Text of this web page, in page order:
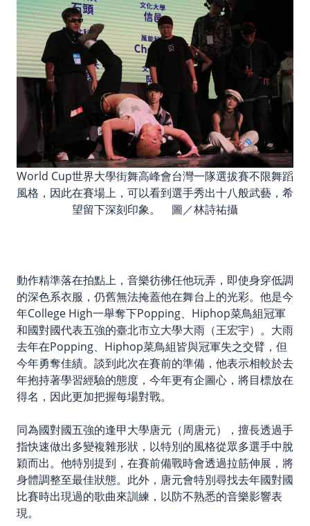
World Cup世界大學街舞高峰會台灣一隊選拔賽不限舞蹈
風格，因此在賽場上，可以看到選手秀出十八般武藝，希
望留下深刻印象。 圖／林詩祐攝
動作精準落在拍點上，音樂彷彿任他玩弄，即使身穿低調
的深色系衣服，仍舊無法掩蓋他在舞台上的光彩。他是今
年College High一舉奪下Popping、Hiphop菜鳥組冠軍
和國對國代表五強的臺北市立大學大雨（王宏宇）。大雨
去年在Popping、Hiphop菜鳥組皆與冠軍失之交臂，但
今年勇奪佳績。談到此次在賽前的準備，他表示相較於去
年抱持著學習經驗的態度，今年更有企圖心，將目標放在
得名，因此更加把握每場對戰。
同為國對國五強的逢甲大學唐元（周唐元），擅長透過手
指快速做出多變複雜形狀，以特別的風格從眾多選手中脫
穎而出。他特別提到，在賽前備戰時會透過拉筋伸展，將
身體調整至最佳狀態。此外，唐元會特別尋找去年國對國
比賽時出現過的歌曲來訓練，以防不熟悉的音樂影響表
現。